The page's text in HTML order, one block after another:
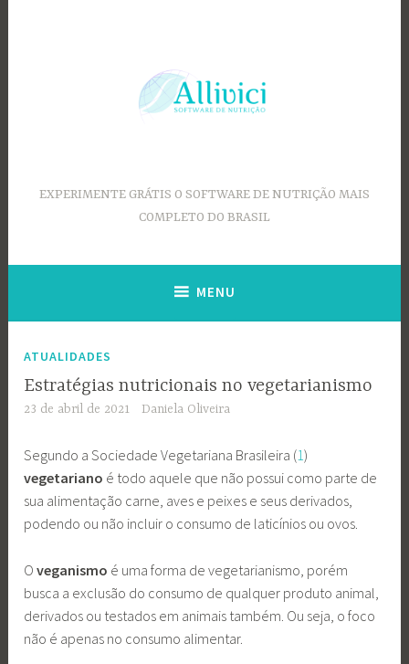
EXPERIMENTE GRÁTIS O SOFTWARE DE NUTRIÇÃO MAIS
COMPLETO DO BRASIL
MENU
ATUALIDADES
Estratégias nutricionais no vegetarianismo
23 de abril de 2021 Daniela Oliveira
Segundo a Sociedade Vegetariana Brasileira (1)
vegetariano é todo aquele que não possui como parte de
sua alimentação carne, aves e peixes e seus derivados,
podendo ou não incluir o consumo de laticínios ou ovos.
Oveganismo é uma forma de vegetarianismo, porém
busca a exclusão do consumo de qualquer produto animal,
derivados ou testados em animais também. Ou seja, o foco
não é apenas no consumo alimentar.